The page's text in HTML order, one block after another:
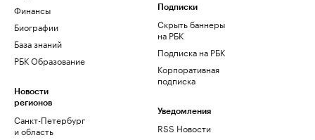
Финансы
Биографии
База знаний
РБК Образование
Новости
регионов
Санкт-Петербург
и область
Подписки
Скрыть баннеры
на РБК
Подписка на РБК
Корпоративная
подписка
Уведомления
RSS Новости